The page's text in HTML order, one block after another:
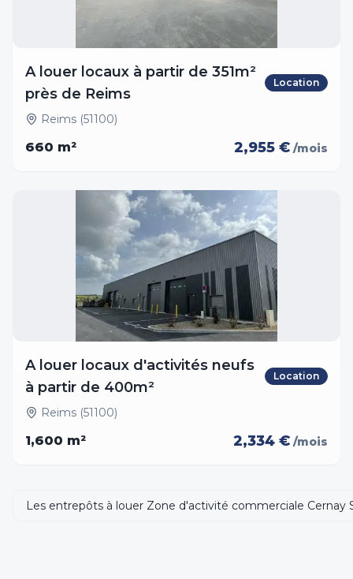
A louer locaux à partir de 351m²
près de Reims
Location
Reims (51100)
660 m² 2,955 € /mois
A louer locaux d'activités neufs
à partir de 400m²
Location
Reims (51100)
1,600 m² 2,334 € /mois
Les entrepôts à louer Zone d'activité commerciale Cernay